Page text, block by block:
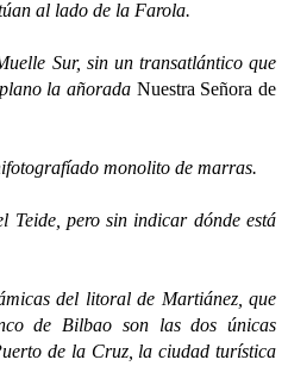
al lado de la Farola.
Sur, sin un transatlántico que
la añorada Nuestra Señora de
monolito de marras.
pero sin indicar dónde está
del litoral de Martiánez, que
de Bilbao son las dos únicas
de la Cruz, la ciudad turística